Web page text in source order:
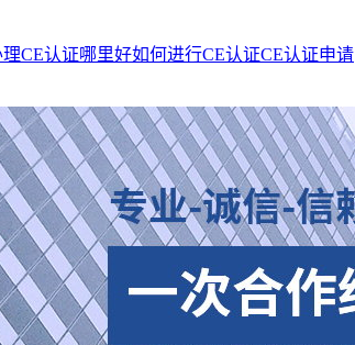
CE认证哪里好如何进行CE认证CE认证申请